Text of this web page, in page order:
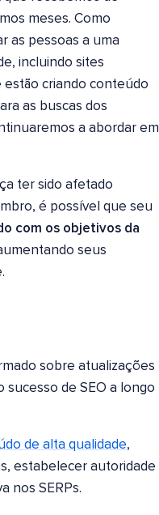
meses. Como
as pessoas a uma
incluindo sites
criando conteúdo
as buscas dos
a abordar em
ter sido afetado
é possível que seu
com os objetivos da
seus
sobre atualizações
sucesso de SEO a longo
de alta qualidade,
estabelecer autoridade
nos SERPs.